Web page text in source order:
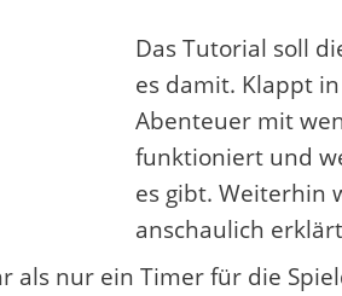
Das Tutorial soll
es damit. Klappt
Abenteuer mit
funktioniert und
es gibt. Weiterhin
anschaulich
als nur ein Timer für die